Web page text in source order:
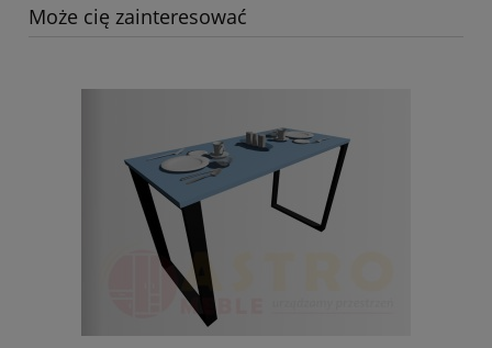
Może cię zainteresować